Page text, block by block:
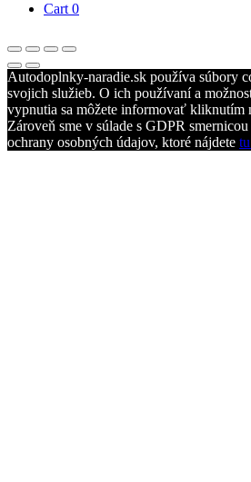
Cart 0
Autodoplnky-naradie.sk používa súbory
svojich služieb. O ich používaní a
vypnutia sa môžete informovať
Zároveň sme v súlade s GDPR
ochrany osobných údajov, ktoré nájdete tu